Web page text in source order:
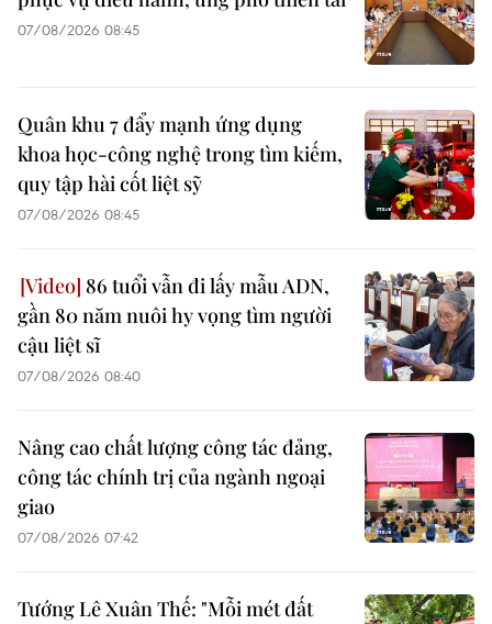
07/08/2026 08:45
Quân khu 7 đẩy mạnh ứng dụng
khoa học-công nghệ trong tìm kiếm,
quy tập hài cốt liệt sỹ
07/08/2026 08:45
86 tuổi vẫn đi lấy mẫu ADN,
gần 80 năm nuôi hy vọng tìm người
cậu liệt sĩ
07/08/2026 08:40
Nâng cao chất lượng công tác đảng,
công tác chính trị của ngành ngoại
giao
07/08/2026 07:42
Tướng Lê Xuân Thế: "Mỗi mét đất